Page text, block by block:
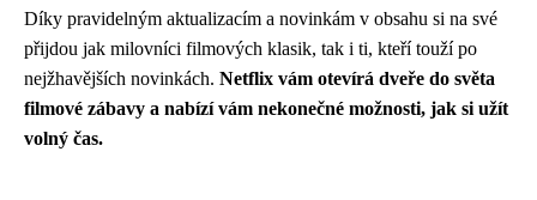
Díky pravidelným aktualizacím a novinkám v obsahu si na své
přijdou jak milovníci filmových klasik, tak i ti, kteří touží po
nejžhavějších novinkách. Netflix vám otevírá dveře do světa
filmové zábavy a nabízí vám nekonečné možnosti, jak si užít
volný čas.